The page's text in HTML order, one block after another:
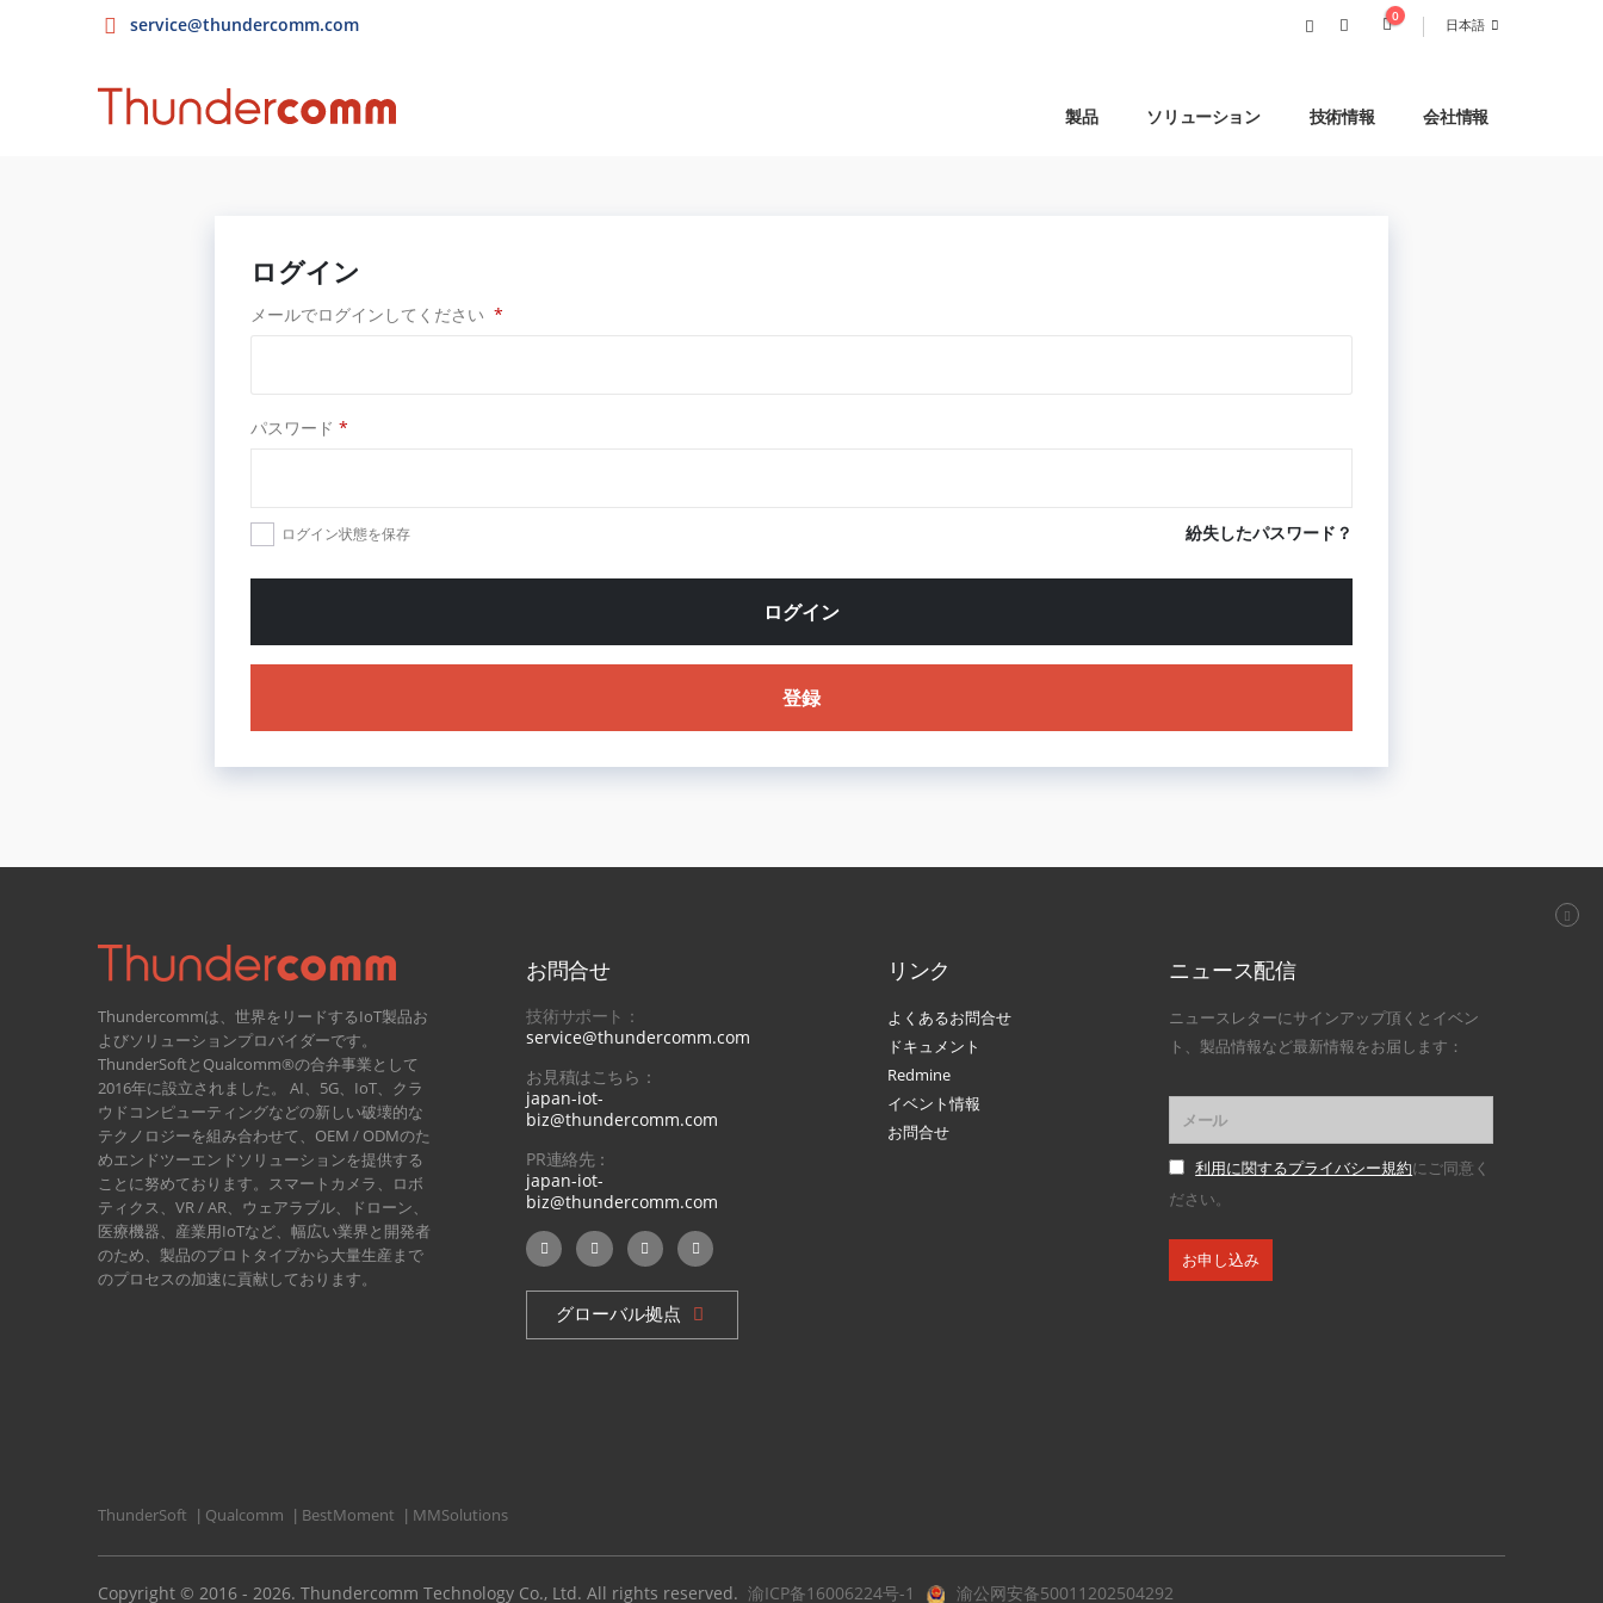
service@thundercomm.com 0 日本語
製品 ソリューション 技術情報 会社情報
ログイン
メールでログインしてください*
パスワード*
ログイン状態を保存 紛失したパスワード？
ログイン
登録
Thundercommは、世界をリードするIoT製品お
よびソリューションプロバイダーです。
ThunderSoftとQualcomm®の合弁事業として
2016年に設立されました。 AI、5G、IoT、クラ
ウドコンピューティングなどの新しい破壊的な
テクノロジーを組み合わせて、OEM / ODMのた
めエンドツーエンドソリューションを提供する
ことに努めております。スマートカメラ、ロボ
ティクス、VR / AR、ウェアラブル、ドローン、
医療機器、産業用IoTなど、幅広い業界と開発者
のため、製品のプロトタイプから大量生産まで
のプロセスの加速に貢献しております。
お問合せ
技術サポート：
service@thundercomm.com
お見積はこちら：
japan-iot-
biz@thundercomm.com
PR連絡先：
japan-iot-
biz@thundercomm.com
グローバル拠点
リンク
よくあるお問合せ
ドキュメント
Redmine
イベント情報
お問合せ
ニュース配信
ニュースレターにサインアップ頂くとイベン
ト、製品情報など最新情報をお届します：
利用に関するプライバシー規約にご同意く
ださい。
ThunderSoft Qualcomm BestMoment MMSolutions
Copyright © 2016 - 2026. Thundercomm Technology Co., Ltd. All rights reserved. 渝ICP备16006224号-1 渝公网安备50011202504292